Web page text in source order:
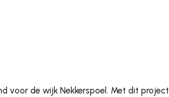
voor de wijk Nekkerspoel. Met dit project